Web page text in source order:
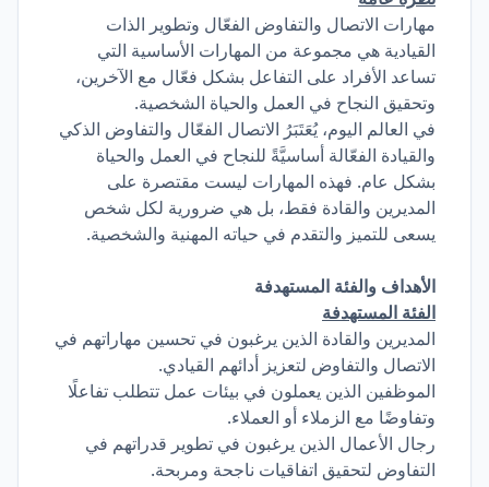
مهارات الاتصال والتفاوض الفعّال وتطوير الذات
القيادية هي مجموعة من المهارات الأساسية التي
تساعد الأفراد على التفاعل بشكل فعّال مع الآخرين،
وتحقيق النجاح في العمل والحياة الشخصية.
في العالم اليوم، يُعَتَبَرُ الاتصال الفعّال والتفاوض الذكي
والقيادة الفعّالة أساسيَّةً للنجاح في العمل والحياة
بشكل عام. فهذه المهارات ليست مقتصرة على
المديرين والقادة فقط، بل هي ضرورية لكل شخص
يسعى للتميز والتقدم في حياته المهنية والشخصية.
الأهداف والفئة المستهدفة
الفئة المستهدفة
المديرين والقادة الذين يرغبون في تحسين مهاراتهم في
الاتصال والتفاوض لتعزيز أدائهم القيادي.
الموظفين الذين يعملون في بيئات عمل تتطلب تفاعلًا
وتفاوضًا مع الزملاء أو العملاء.
رجال الأعمال الذين يرغبون في تطوير قدراتهم في
التفاوض لتحقيق اتفاقيات ناجحة ومربحة.